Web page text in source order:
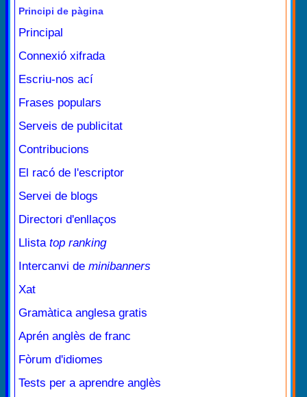
Principi de pàgina
Principal
Connexió xifrada
Escriu-nos ací
Frases populars
Serveis de publicitat
Contribucions
El racó de l'escriptor
Servei de blogs
Directori d'enllaços
Llista top ranking
Intercanvi de minibanners
Xat
Gramàtica anglesa gratis
Aprén anglès de franc
Fòrum d'idiomes
Tests per a aprendre anglès